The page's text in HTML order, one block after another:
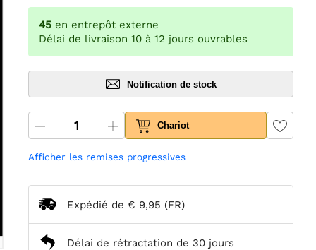
45 en entrepôt externe
Délai de livraison 10 à 12 jours ouvrables
Notification de stock
Chariot
Afficher les remises progressives
Expédié de € 9,95 (FR)
Délai de rétractation de 30 jours